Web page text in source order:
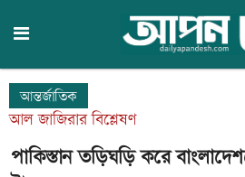
আন্তর্জাতিক
আল জাজিরার বিশ্লেষণ
পাকিস্তান তড়িঘড়ি করে